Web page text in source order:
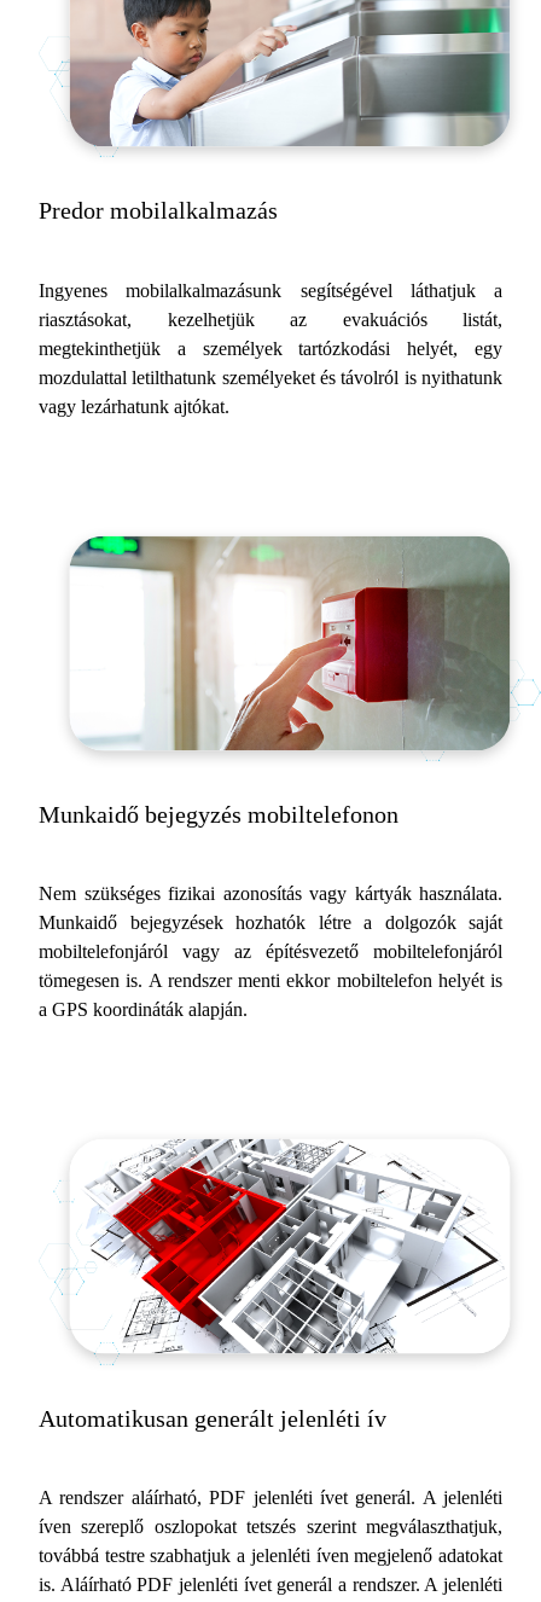
Predor mobilalkalmazás
Ingyenes mobilalkalmazásunk segítségével láthatjuk a
riasztásokat, kezelhetjük az evakuációs listát,
megtekinthetjük a személyek tartózkodási helyét, egy
mozdulattal letilthatunk személyeket és távolról is nyithatunk
vagy lezárhatunk ajtókat.
Munkaidő bejegyzés mobiltelefonon
Nem szükséges fizikai azonosítás vagy kártyák használata.
Munkaidő bejegyzések hozhatók létre a dolgozók saját
mobiltelefonjáról vagy az építésvezető mobiltelefonjáról
tömegesen is. A rendszer menti ekkor mobiltelefon helyét is
a GPS koordináták alapján.
Automatikusan generált jelenléti ív
A rendszer aláírható, PDF jelenléti ívet generál. A jelenléti
íven szereplő oszlopokat tetszés szerint megválaszthatjuk,
továbbá testre szabhatjuk a jelenléti íven megjelenő adatokat
is. Aláírható PDF jelenléti ívet generál a rendszer. A jelenléti